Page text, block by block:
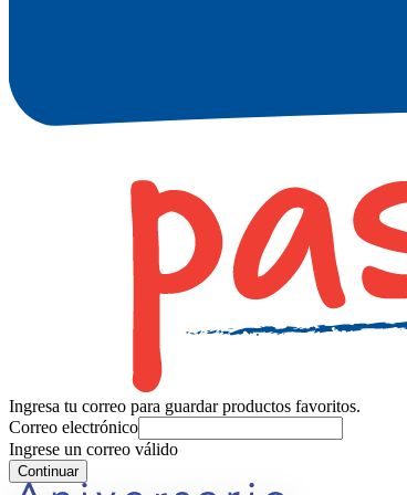
Ingresa tu correo para guardar productos favoritos.
Correo electrónico
Ingrese un correo válido
Continuar